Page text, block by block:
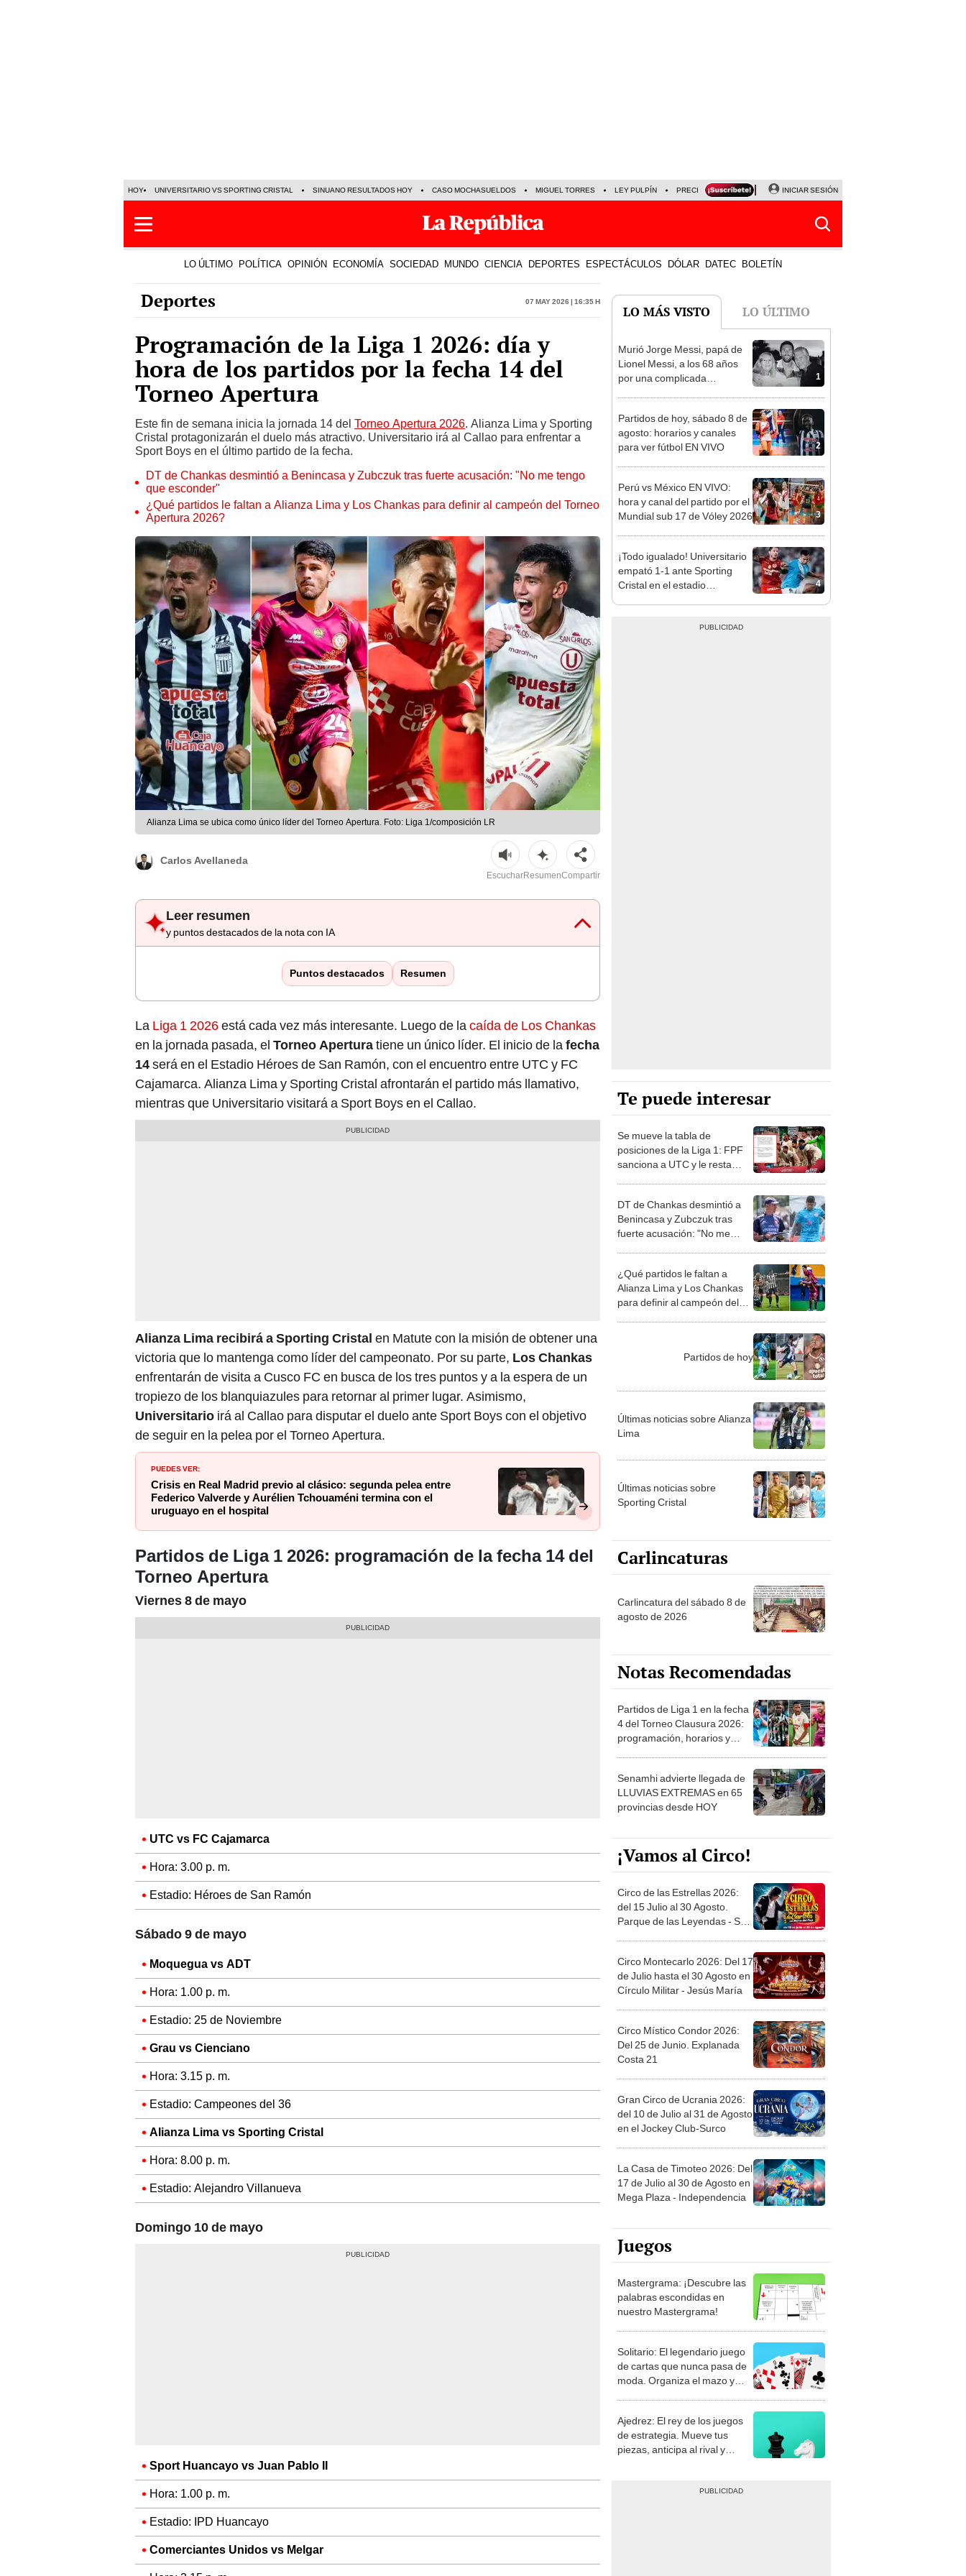
HOY UNIVERSITARIO VS SPORTING CRISTAL SINUANO RESULTADOS HOY CASO MOCHASUELDOS MIGUEL TORRES LEY PULPÍN PRECIO DEL DÓLAR CORTE DE LUZ VIERNES 7 DE AGOSTO
INICIAR SESIÓN
LO ÚLTIMO POLÍTICA OPINIÓN ECONOMÍA SOCIEDAD MUNDO CIENCIA DEPORTES ESPECTÁCULOS DÓLAR DATEC BOLETÍN
Deportes 07 May 2026 | 16:35 h
Programación de la Liga 1 2026: día y
hora de los partidos por la fecha 14 del
Torneo Apertura
Este fin de semana inicia la jornada 14 del Torneo Apertura 2026. Alianza Lima y Sporting
Cristal protagonizarán el duelo más atractivo. Universitario irá al Callao para enfrentar a
Sport Boys en el último partido de la fecha.
DT de Chankas desmintió a Benincasa y Zubczuk tras fuerte acusación: "No me tengo
que esconder"
¿Qué partidos le faltan a Alianza Lima y Los Chankas para definir al campeón del Torneo
Apertura 2026?
Alianza Lima se ubica como único líder del Torneo Apertura. Foto: Liga 1/composición LR
Carlos Avellaneda
EscucharResumenCompartir
Leer resumen
y puntos destacados de la nota con IA
Puntos destacados Resumen
La Liga 1 2026está cada vez más interesante. Luego de lacaída de Los Chankas
en la jornada pasada, el Torneo Aperturatiene un único líder. El inicio de lafecha
14será en el Estadio Héroes de San Ramón, con el encuentro entre UTC y FC
Cajamarca. Alianza Lima y Sporting Cristal afrontarán el partido más llamativo,
mientras que Universitario visitará a Sport Boys en el Callao.
Alianza Lima recibirá a Sporting Cristal en Matute con la misión de obtener una
victoria que lo mantenga como líder del campeonato. Por su parte, Los Chankas
enfrentarán de visita a Cusco FC en busca de los tres puntos y a la espera de un
tropiezo de los blanquiazules para retornar al primer lugar. Asimismo,
Universitario irá al Callao para disputar el duelo ante Sport Boys con el objetivo
de seguir en la pelea por el Torneo Apertura.
PUEDES VER:
Crisis en Real Madrid previo al clásico: segunda pelea entre
Federico Valverde y Aurélien Tchouaméni termina con el
uruguayo en el hospital
Partidos de Liga 1 2026: programación de la fecha 14 del
Torneo Apertura
Viernes 8 de mayo
UTC vs FC Cajamarca
Hora: 3.00 p. m.
Estadio: Héroes de San Ramón
Sábado 9 de mayo
Moquegua vs ADT
Hora: 1.00 p. m.
Estadio: 25 de Noviembre
Grau vs Cienciano
Hora: 3.15 p. m.
Estadio: Campeones del 36
Alianza Lima vs Sporting Cristal
Hora: 8.00 p. m.
Estadio: Alejandro Villanueva
Domingo 10 de mayo
Sport Huancayo vs Juan Pablo II
Hora: 1.00 p. m.
Estadio: IPD Huancayo
Comerciantes Unidos vs Melgar
LO MÁS VISTO LO ÚLTIMO
1
Murió Jorge Messi, papá de
Lionel Messi, a los 68 años
por una complicada
2
Partidos de hoy, sábado 8 de
agosto: horarios y canales
para ver fútbol EN VIVO
3
Perú vs México EN VIVO:
hora y canal del partido por el
Mundial sub 17 de Vóley 2026
4
¡Todo igualado! Universitario
empató 1-1 ante Sporting
Cristal en el estadio
Te puede interesar
Se mueve la tabla de
posiciones de la Liga 1: FPF
sanciona a UTC y le resta
DT de Chankas desmintió a
Benincasa y Zubczuk tras
fuerte acusación: "No me
¿Qué partidos le faltan a
Alianza Lima y Los Chankas
para definir al campeón del
Partidos de hoy
Últimas noticias sobre Alianza
Lima
Últimas noticias sobre
Sporting Cristal
Carlincaturas
Carlincatura del sábado 8 de
agosto de 2026
Notas Recomendadas
Partidos de Liga 1 en la fecha
4 del Torneo Clausura 2026:
programación, horarios y
Senamhi advierte llegada de
LLUVIAS EXTREMAS en 65
provincias desde HOY
¡Vamos al Circo!
Circo de las Estrellas 2026:
del 15 Julio al 30 Agosto.
Parque de las Leyendas - San
Circo Montecarlo 2026: Del 17
de Julio hasta el 30 Agosto en
Círculo Militar - Jesús María
Circo Místico Condor 2026:
Del 25 de Junio. Explanada
Costa 21
Gran Circo de Ucrania 2026:
del 10 de Julio al 31 de Agosto
en el Jockey Club-Surco
La Casa de Timoteo 2026: Del
17 de Julio al 30 de Agosto en
Mega Plaza - Independencia
Juegos
Mastergrama: ¡Descubre las
palabras escondidas en
nuestro Mastergrama!
Solitario: El legendario juego
de cartas que nunca pasa de
moda. Organiza el mazo y
Ajedrez: El rey de los juegos
de estrategia. Mueve tus
piezas, anticipa al rival y